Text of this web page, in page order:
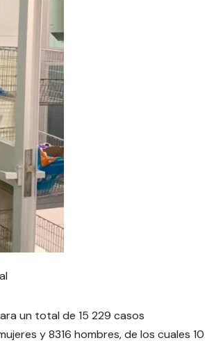
un total de 15 229 casos
y 8316 hombres, de los cuales 10